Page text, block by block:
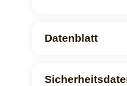
Datenblatt